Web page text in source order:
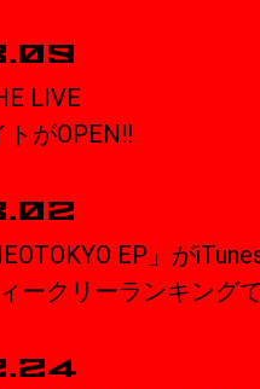
LIVE
がOPEN!!
EP」が
ークリーランキング